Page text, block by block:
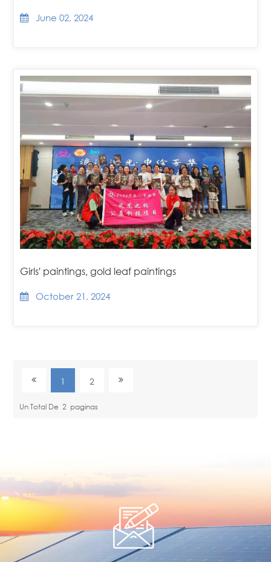
June 02, 2024
Girls' paintings, gold leaf paintings
October 21, 2024
1 2
Un Total De 2 Paginas